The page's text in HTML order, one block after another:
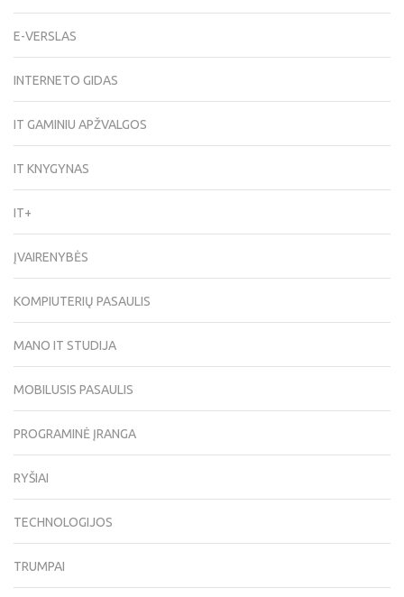
E-VERSLAS
INTERNETO GIDAS
IT GAMINIU APŽVALGOS
IT KNYGYNAS
IT+
ĮVAIRENYBĖS
KOMPIUTERIŲ PASAULIS
MANO IT STUDIJA
MOBILUSIS PASAULIS
PROGRAMINĖ ĮRANGA
RYŠIAI
TECHNOLOGIJOS
TRUMPAI